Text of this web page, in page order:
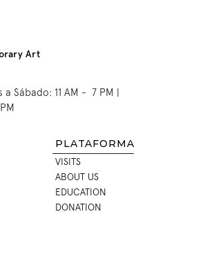
Art
Sábado: 11 AM -  7 PM |
PLATAFORMA
VISITS
VISITS
ABOUT US
ABOUT US
EDUCATION
EDUCATION
DONATION